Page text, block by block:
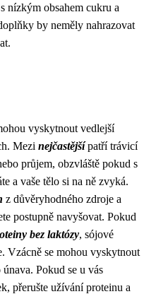
nízkým obsahem cukru a
by neměly nahrazovat
vyskytnout vedlejší
Mezi nejčastějšípatří trávicí
průjem, obzvláště pokud s
a vaše tělo si na ně zvyká.
z důvěryhodného zdroje a
postupně navyšovat. Pokud
bez laktózy, sójové
Vzácně se mohou vyskytnout
Pokud se u vás
přerušte užívání proteinu a